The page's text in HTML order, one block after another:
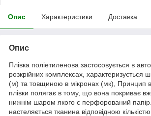
Опис Характеристики Доставка
Опис
Плівка поліетиленова застосовується в
розкрійних комплексах, характеризується
(м) та товщиною в мікронах (мк), Принцип
плівки полягає в тому, що вона покриває
нижнім шаром якого є перфорований
настеляється тканина відповідною